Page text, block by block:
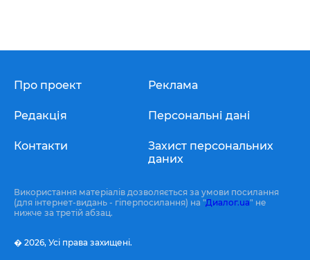
Про проект
Редакція
Контакти
Реклама
Персональні дані
Захист персональних
даних
Використання матеріалів дозволяється за умови посилання
(для інтернет-видань - гіперпосилання) на "Диалог.ua" не
нижче за третій абзац.
� 2026, Усі права захищені.